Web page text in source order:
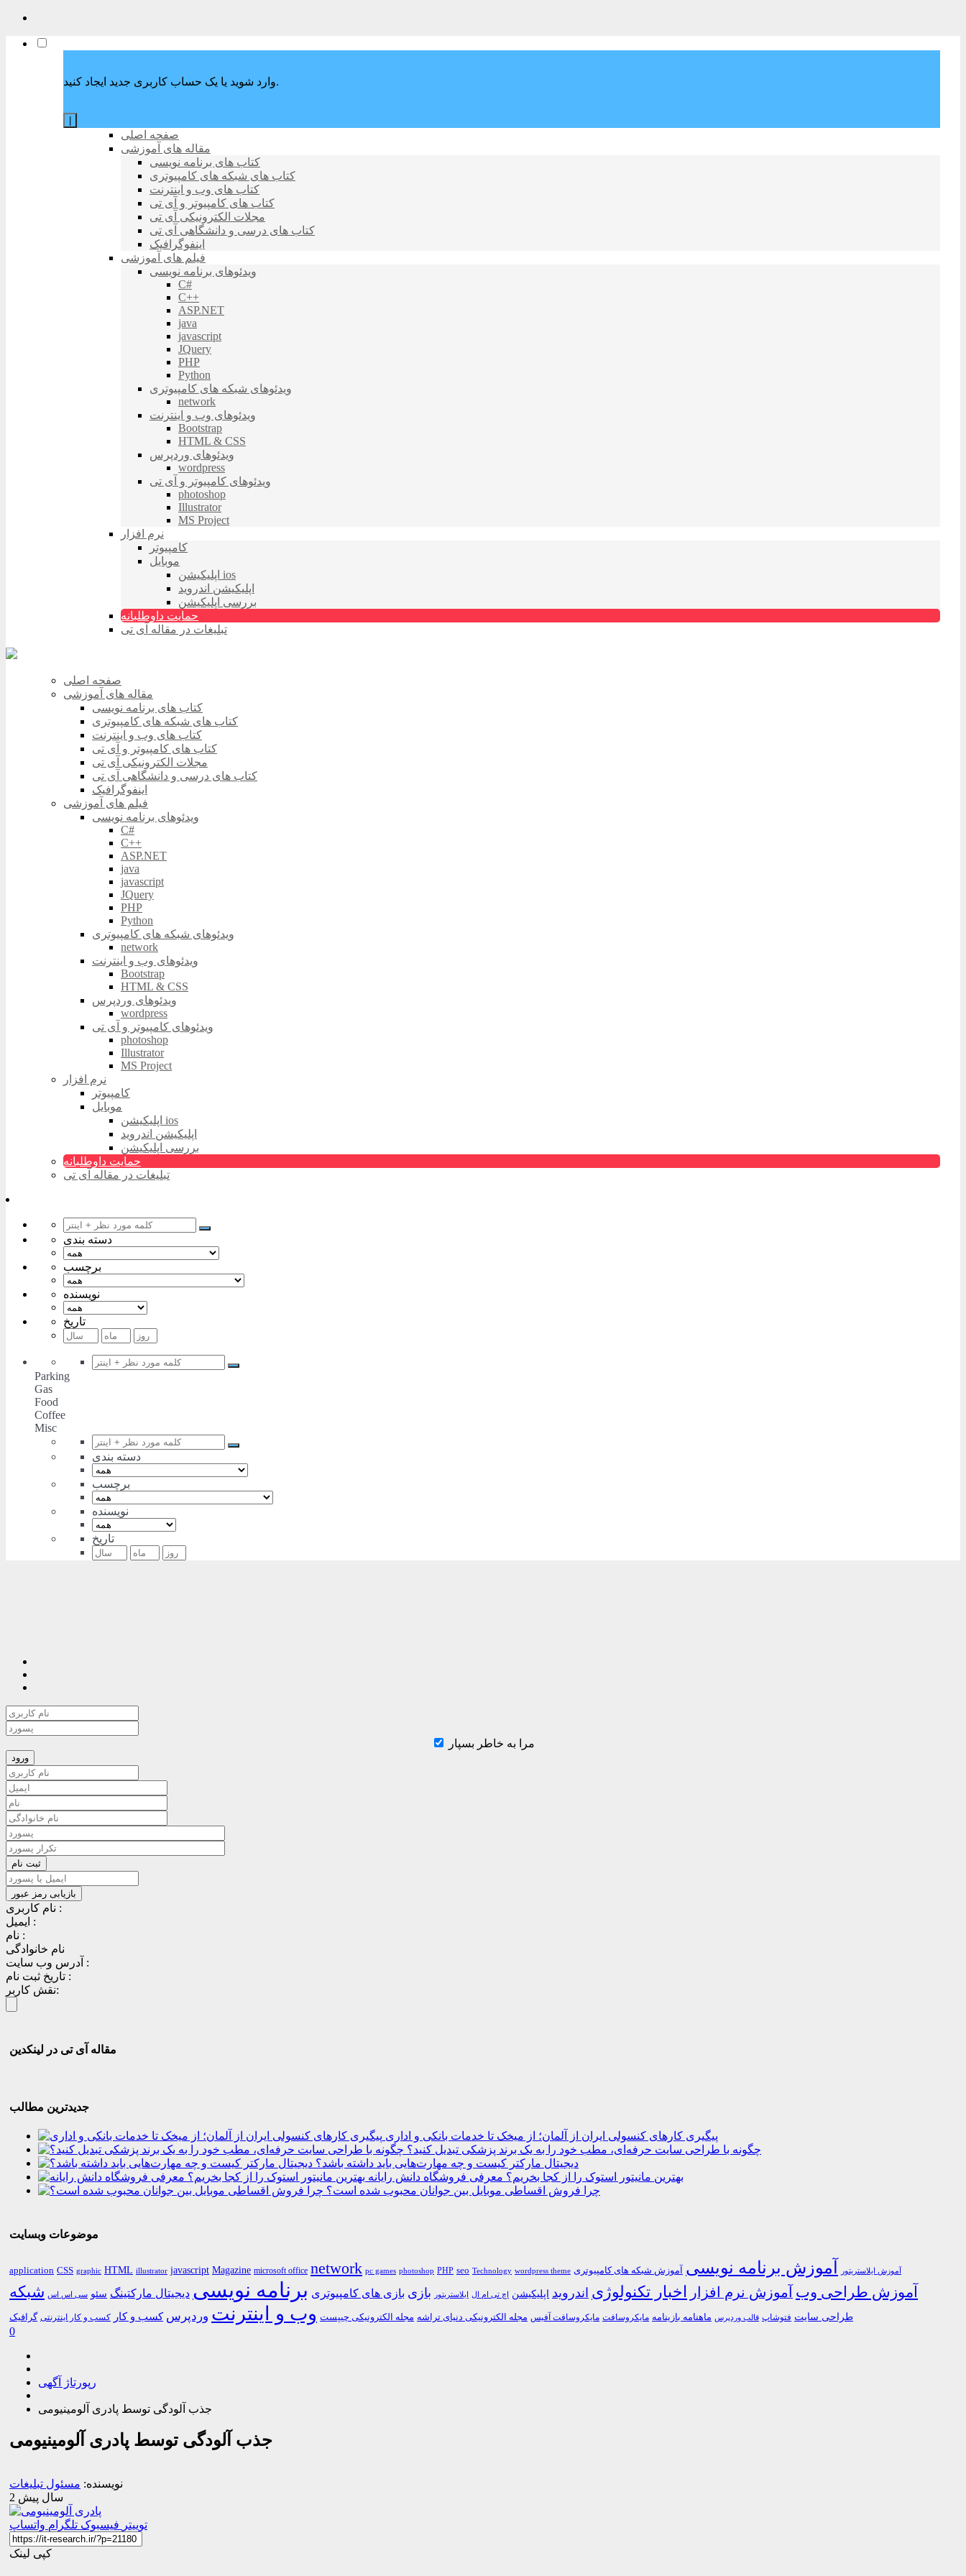
وارد شوید یا یک حساب کاربری جدید ایجاد کنید.
صفحه اصلی
مقاله های آموزشی
کتاب های برنامه نویسی
کتاب های شبکه های کامپیوتری
کتاب های وب و اینترنت
کتاب های کامپیوتر و آی تی
مجلات الکترونیکی آی تی
کتاب های درسی و دانشگاهی آی تی
اینفوگرافیک
فیلم های آموزشی
ویدئوهای برنامه نویسی
C#
C++
ASP.NET
java
javascript
JQuery
PHP
Python
ویدئوهای شبکه های کامپیوتری
network
ویدئوهای وب و اینترنت
Bootstrap
HTML & CSS
ویدئوهای وردپرس
wordpress
ویدئوهای کامپیوتر و آی تی
photoshop
Illustrator
MS Project
نرم افزار
کامپیوتر
موبایل
اپلیکیشن ios
اپلیکیشن اندروید
بررسی اپلیکیشن
حمایت داوطلبانه
تبلیغات در مقاله آی تی
صفحه اصلی
مقاله های آموزشی
کتاب های برنامه نویسی
کتاب های شبکه های کامپیوتری
کتاب های وب و اینترنت
کتاب های کامپیوتر و آی تی
مجلات الکترونیکی آی تی
کتاب های درسی و دانشگاهی آی تی
اینفوگرافیک
فیلم های آموزشی
ویدئوهای برنامه نویسی
C#
C++
ASP.NET
java
javascript
JQuery
PHP
Python
ویدئوهای شبکه های کامپیوتری
network
ویدئوهای وب و اینترنت
Bootstrap
HTML & CSS
ویدئوهای وردپرس
wordpress
ویدئوهای کامپیوتر و آی تی
photoshop
Illustrator
MS Project
نرم افزار
کامپیوتر
موبایل
اپلیکیشن ios
اپلیکیشن اندروید
بررسی اپلیکیشن
حمایت داوطلبانه
تبلیغات در مقاله آی تی
دسته بندی
برچسب
نویسنده
تاریخ
Parking
Gas
Food
Coffee
Misc
دسته بندی
برچسب
نویسنده
تاریخ
مرا به خاطر بسپار
نام کاربری :
ایمیل :
نام :
نام خانوادگی
آدرس وب سایت :
تاریخ ثبت نام :
نقش کاربر:
مقاله آی تی در لینکدین
جدیدترین مطالب
پیگیری کارهای کنسولی ایران از آلمان؛ از میخک تا خدمات بانکی و اداری
چگونه با طراحی سایت حرفه‌ای، مطب خود را به یک برند پزشکی تبدیل کنید؟
دیجیتال مارکتر کیست و چه مهارت‌هایی باید داشته باشد؟
بهترین مانیتور استوک را از کجا بخریم؟ معرفی فروشگاه دانش رایانه
چرا فروش اقساطی موبایل بین جوانان محبوب شده است؟
موضوعات وبسایت
application CSS graphic HTML illustrator javascript Magazine microsoft office network pc games photoshop PHP seo Technology wordpress theme آموزش ایلاستریتور آموزش برنامه نویسی آموزش شبکه های کامپیوتری
آموزش طراحی وب آموزش نرم افزار اخبار تکنولوژی اندروید اپلیکیشن اچ تی ام ال ایلاستریتور بازی بازی های کامپیوتری برنامه نویسی دیجیتال مارکتینگ سئو سی اس اس شبکه
طراحی سایت فتوشاپ قالب وردپرس ماهنامه بازینامه مایکروسافت مایکروسافت آفیس مجله الکترونیکی دنیای تراشه مجله الکترونیکی چیپست وب و اینترنت وردپرس کسب و کار کسب و کار اینترنتی گرافیک
0
رپورتاژ آگهی
جذب آلودگی توسط پادری آلومینیومی
جذب آلودگی توسط پادری آلومینیومی
نویسنده: مسئول تبلیغات
2 سال پیش
توییتر فیسبوک تلگرام واتساپ
کپی لینک